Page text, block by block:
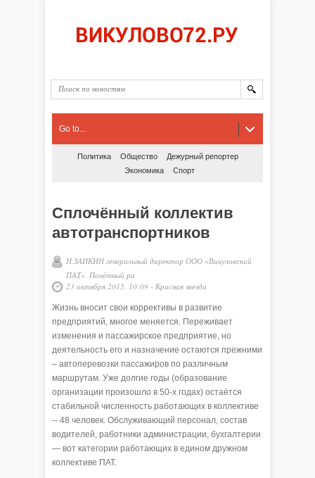
Go to...
Политика Общество
Дежурный репортер
Экономика
Спорт
Сплочённый коллектив
автотранспортников
Н.ЗАИКИН генеральный директор ООО «Викуловский
ПАТ», Почётный ра
23 октября 2015, 10:09 - Красная звезда
Жизнь вносит свои коррективы в развитие
предприятий, многое меняется. Переживает
изменения и пассажирское предприятие, но
деятельность его и назначение остаются прежними
– автоперевозки пассажиров по различным
маршрутам. Уже долгие годы (образование
организации произошло в 50-х годах) остаётся
стабильной численность работающих в коллективе
-- 48 человек. Обслуживающий персонал, состав
водителей, работники администрации, бухгалтерии
— вот категории работающих в едином дружном
коллективе ПАТ.